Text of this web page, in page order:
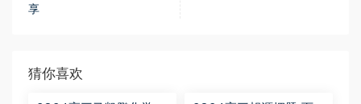
享
猜你喜欢